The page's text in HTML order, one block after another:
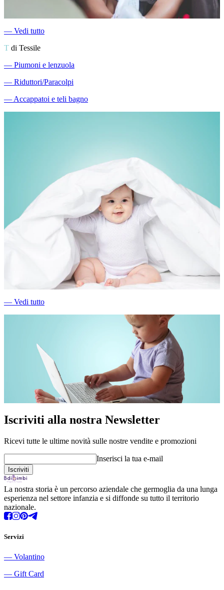
― Vedi tutto
T di Tessile
― Piumoni e lenzuola
― Riduttori/Paracolpi
―Accappatoi e teli bagno
― Vedi tutto
Iscriviti alla nostra Newsletter
Ricevi tutte le ultime novità sulle nostre vendite e promozioni
Inserisci la tua e-mail
La nostra storia è un percorso aziendale che germoglia da una lunga
esperienza nel settore infanzia e si diffonde su tutto il territorio
nazionale.
Servizi
― Volantino
― Gift Card